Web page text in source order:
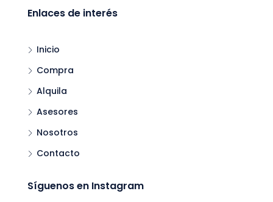
Enlaces de interés
Inicio
Compra
Alquila
Asesores
Nosotros
Contacto
Síguenos en Instagram